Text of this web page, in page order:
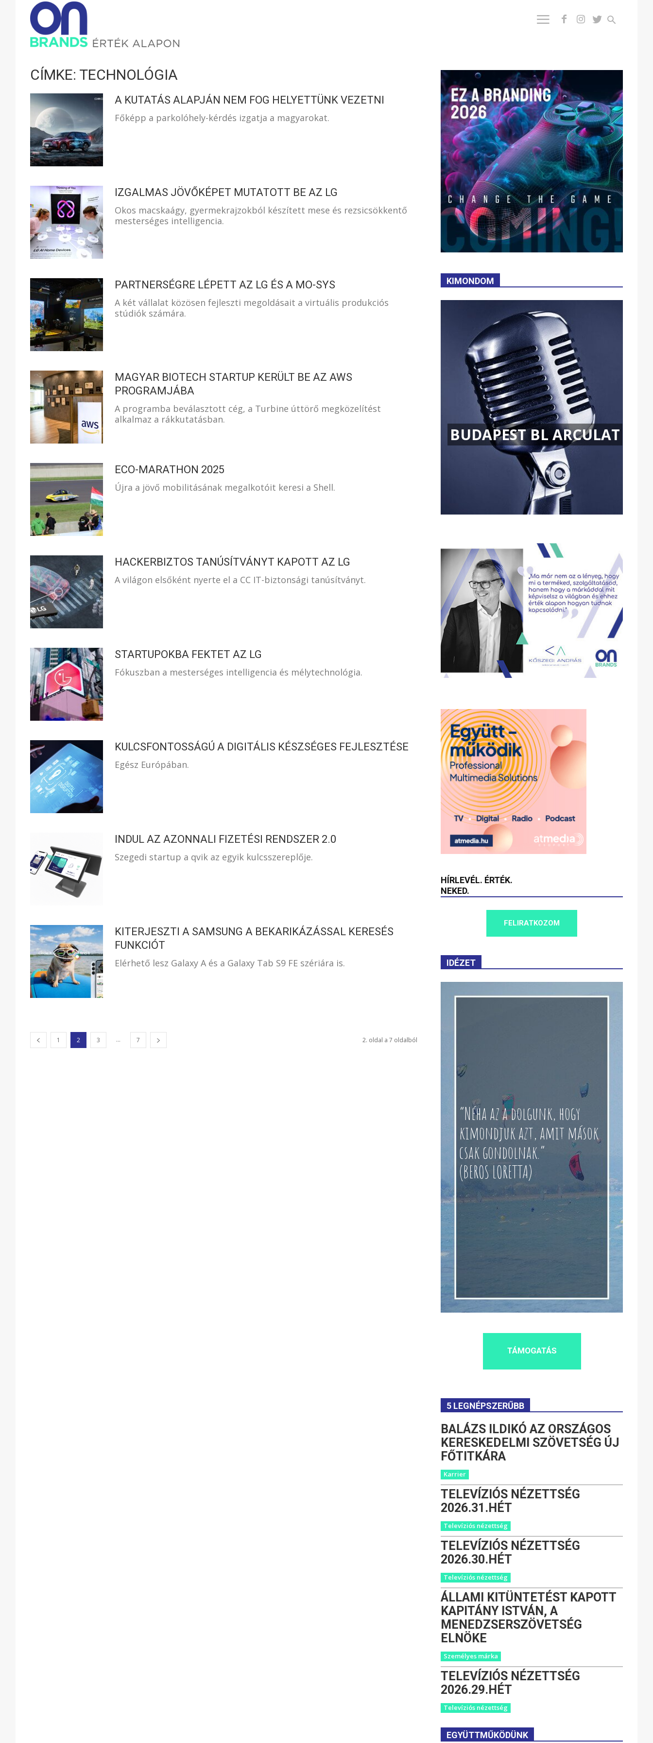
ÉRTÉK
CÍMKE: TECHNOLÓGIA
A KUTATÁS ALAPJÁN NEM FOG HELYETTÜNK VEZETNI
Főképp a parkolóhely-kérdés izgatja a magyarokat.
IZGALMAS JÖVŐKÉPET MUTATOTT BE AZ LG
Okos macskaágy, gyermekrajzokból készített mese és rezsicsökkentő
mesterséges intelligencia.
PARTNERSÉGRE LÉPETT AZ LG ÉS A MO-SYS
A két vállalat közösen fejleszti megoldásait a virtuális produkciós
stúdiók számára.
MAGYAR BIOTECH STARTUP KERÜLT BE AZ AWS
PROGRAMJÁBA
A programba beválasztott cég, a Turbine úttörő megközelítést
alkalmaz a rákkutatásban.
ECO-MARATHON 2025
Újra a jövő mobilitásának megalkotóit keresi a Shell.
HACKERBIZTOS TANÚSÍTVÁNYT KAPOTT AZ LG
A világon elsőként nyerte el a CC IT-biztonsági tanúsítványt.
STARTUPOKBA FEKTET AZ LG
Fókuszban a mesterséges intelligencia és mélytechnológia.
KULCSFONTOSSÁGÚ A DIGITÁLIS KÉSZSÉGES FEJLESZTÉSE
Egész Európában.
INDUL AZ AZONNALI FIZETÉSI RENDSZER 2.0
Szegedi startup a qvik az egyik kulcsszereplője.
KITERJESZTI A SAMSUNG A BEKARIKÁZÁSSAL KERESÉS
FUNKCIÓT
Elérhető lesz Galaxy A és a Galaxy Tab S9 FE szériára is.
1 2 3 ... 7 2. oldal a 7 oldalból
KIMONDOM
BUDAPEST BL ARCULAT
HÍRLEVÉL. ÉRTÉK.
NEKED.
FELIRATKOZOM
IDÉZET
“Néha az a dolgunk, hogy
kimondjuk azt, amit mások
csak gondolnak.”
(BEROS LORETTA)
TÁMOGATÁS
5 LEGNÉPSZERŰBB
BALÁZS ILDIKÓ AZ ORSZÁGOS
KERESKEDELMI SZÖVETSÉG ÚJ
FŐTITKÁRA
Karrier
TELEVÍZIÓS NÉZETTSÉG
2026.31.HÉT
Televíziós nézettség
TELEVÍZIÓS NÉZETTSÉG
2026.30.HÉT
Televíziós nézettség
ÁLLAMI KITÜNTETÉST KAPOTT
KAPITÁNY ISTVÁN, A
MENEDZSERSZÖVETSÉG
ELNÖKE
Személyes márka
TELEVÍZIÓS NÉZETTSÉG
2026.29.HÉT
Televíziós nézettség
EGYÜTTMŰKÖDÜNK